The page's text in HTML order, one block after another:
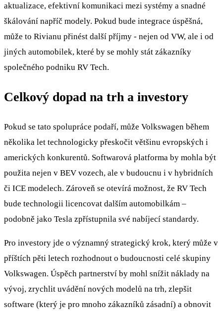
aktualizace, efektivní komunikaci mezi systémy a snadné
škálování napříč modely. Pokud bude integrace úspěšná,
může to Rivianu přinést další příjmy - nejen od VW, ale i od
jiných automobilek, které by se mohly stát zákazníky
společného podniku RV Tech.
Celkový dopad na trh a investory
Pokud se tato spolupráce podaří, může Volkswagen během
několika let technologicky přeskočit většinu evropských i
amerických konkurentů. Softwarová platforma by mohla být
použita nejen v BEV vozech, ale v budoucnu i v hybridních
či ICE modelech. Zároveň se otevírá možnost, že RV Tech
bude technologii licencovat dalším automobilkám –
podobně jako Tesla zpřístupnila své nabíjecí standardy.
Pro investory jde o významný strategický krok, který může v
příštích pěti letech rozhodnout o budoucnosti celé skupiny
Volkswagen. Úspěch partnerství by mohl snížit náklady na
vývoj, zrychlit uvádění nových modelů na trh, zlepšit
software (který je pro mnoho zákazníků zásadní) a obnovit